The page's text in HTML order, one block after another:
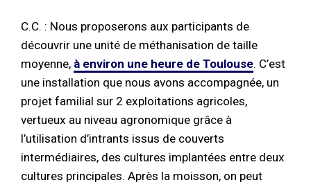
C.C. : Nous proposerons aux participants de
découvrir une unité de méthanisation de taille
moyenne, à environ une heure de Toulouse. C’est
une installation que nous avons accompagnée, un
projet familial sur 2 exploitations agricoles,
vertueux au niveau agronomique grâce à
l’utilisation d’intrants issus de couverts
intermédiaires, des cultures implantées entre deux
cultures principales. Après la moisson, on peut